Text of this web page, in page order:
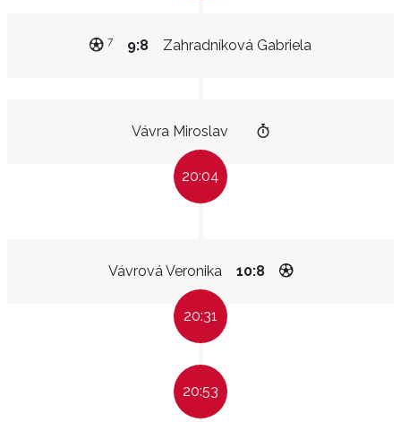
Zahradníková Gabriela
9:8
7
Vávra Miroslav
20:04
Vávrová Veronika 10:8
20:31
20:53